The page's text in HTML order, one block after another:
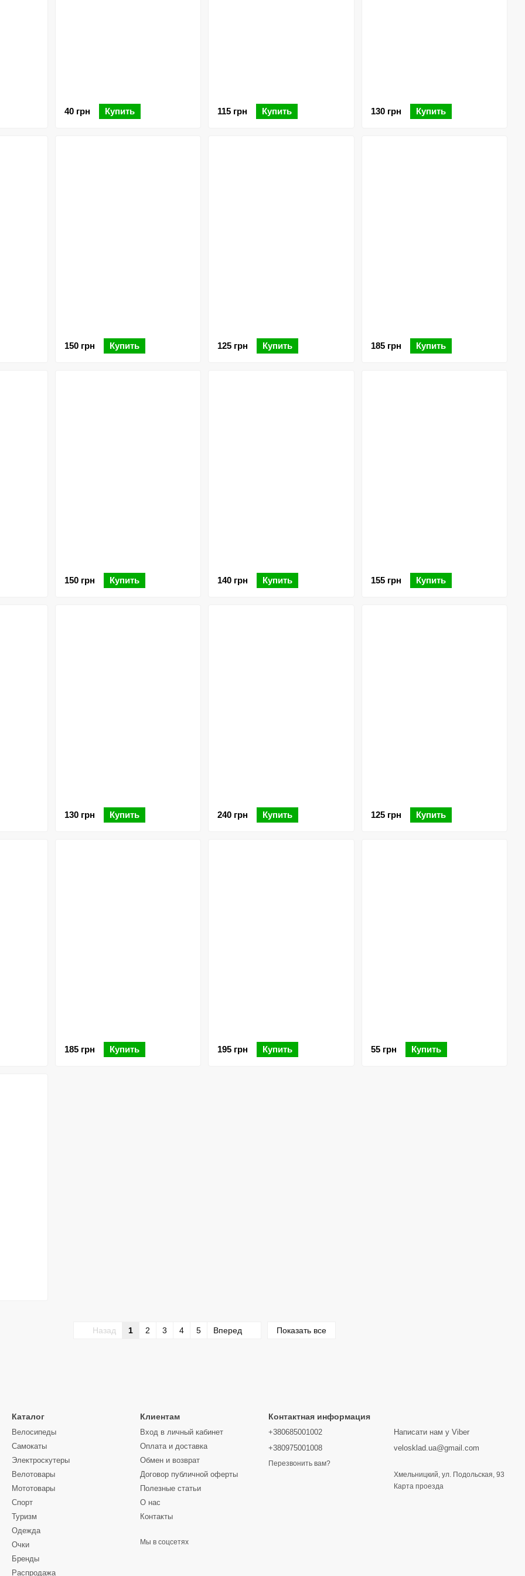
40 грн Купить 115 грн Купить 130 грн Купить
150 грн Купить 125 грн Купить 185 грн Купить
150 грн Купить 140 грн Купить 155 грн Купить
130 грн Купить 240 грн Купить 125 грн Купить
185 грн Купить 195 грн Купить 55 грн Купить
Назад 1 2 3 4 5 Вперед Показать все
Каталог
Велосипеды
Самокаты
Электроскутеры
Велотовары
Мототовары
Спорт
Туризм
Одежда
Очки
Бренды
Распродажа
Клиентам
Вход в личный кабинет
Оплата и доставка
Обмен и возврат
Договор публичной оферты
Полезные статьи
О нас
Контакты
Мы в соцсетях
Контактная информация
+380685001002
+380975001008
Перезвонить вам?
Написати нам у Viber
velosklad.ua@gmail.com
Хмельницкий, ул. Подольская, 93
Карта проезда